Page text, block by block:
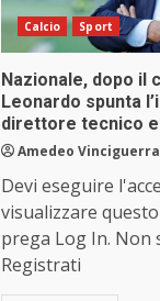
Calcio Sport
Nazionale, dopo il
Leonardo spunta
direttore tecnico
Amedeo Vinciguerra
Devi eseguire
visualizzare
prega Log In. Non
Registrati